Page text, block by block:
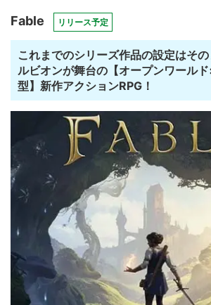
Fable リリース予定
これまでのシリーズ作品の設定はそ
ルビオンが舞台の【オープンワール
型】新作アクションRPG！